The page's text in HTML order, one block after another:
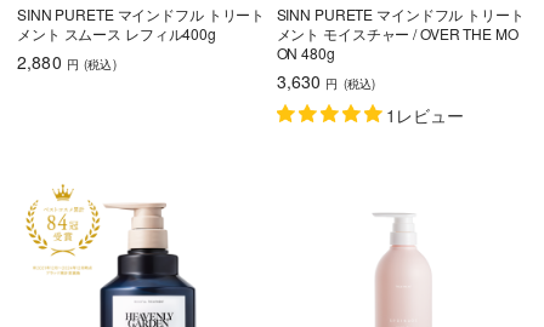
乾燥・パサつき 広がり・ゴワつ
き
ダメージケア
フケ・かゆみ ボリュームアッ
プ
しっとり
SINN PURETE マインドフル トリート
メント スムース レフィル400g
2,880 円 (税込)
SINN PURETE マインドフル トリート
メント モイスチャー / OVER THE MO
ON 480g
3,630 円 (税込)
1レビュー